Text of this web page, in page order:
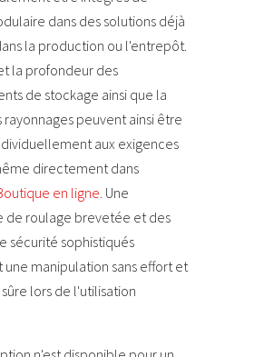
dans des solutions déjà
la production ou l'entrepôt.
la profondeur des
de stockage ainsi que la
rayonnages peuvent ainsi être
aux exigences
directement dans
en ligne. Une
de roulage brevetée et des
sécurité sophistiqués
une manipulation sans effort et
lors de l'utilisation